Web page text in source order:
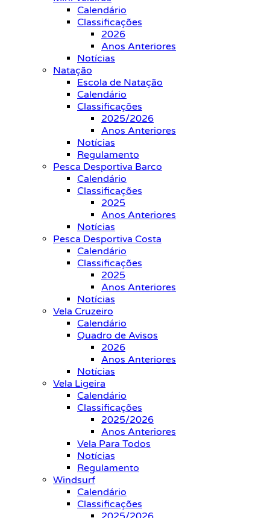
Calendário
Classificações
2026
Anos Anteriores
Notícias
Natação
Escola de Natação
Calendário
Classificações
2025/2026
Anos Anteriores
Notícias
Regulamento
Pesca Desportiva Barco
Calendário
Classificações
2025
Anos Anteriores
Notícias
Pesca Desportiva Costa
Calendário
Classificações
2025
Anos Anteriores
Notícias
Vela Cruzeiro
Calendário
Quadro de Avisos
2026
Anos Anteriores
Notícias
Vela Ligeira
Calendário
Classificações
2025/2026
Anos Anteriores
Vela Para Todos
Notícias
Regulamento
Windsurf
Calendário
Classificações